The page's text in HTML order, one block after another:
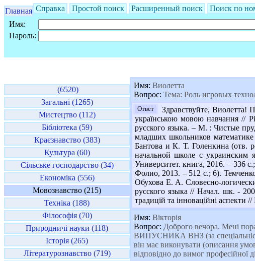
Главная Справка Простой поиск Расширенный поиск Поиск по
Имя:
Пароль:
(6520)
Загальні (1265)
Мистецтво (112)
Бібліотека (59)
Краєзнавство (383)
Культура (60)
Сільське господарство (34)
Економіка (556)
Мовознавство (215)
Техніка (188)
Філософія (70)
Природничі науки (118)
Історія (265)
Літературознавство (719)
Имя: Виолетта
Вопрос: Тема: Роль игровых
Ответ
Здравствуйте, Виолетта!
українською мовою навчання //
русского языка. – М. : Чистые
младших школьников
Бантова и К. Т. Голенкина (отв.
начальной школе с
Университет. книга, 2016. – 336
Фолио, 2013. – 512 с.; 6).
Обухова Е. А. Словесно-
русского языка // Начал. шк. -
традицій та інноваційні аспекти
Имя: Вікторія
Вопрос: Доброго вечора. Мені
ВИПУСНИКА ВНЗ (за спеціальністю
він має виконувати (описання
відповідно до вимог професійної